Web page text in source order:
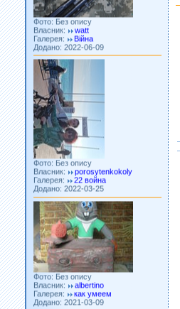
Фото: Без опису
Власник:
watt
Галерея:
Війна
Додано: 2022-06-09
Фото: Без опису
Власник:
Галерея:
22 война
Додано: 2022-03-25
Фото: Без опису
Власник:
albertino
Галерея:
как умеем
Додано: 2021-03-09